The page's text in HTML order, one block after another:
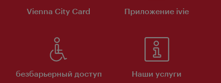
Vienna City Card Приложение ivie
безбарьерный доступ Наши услуги